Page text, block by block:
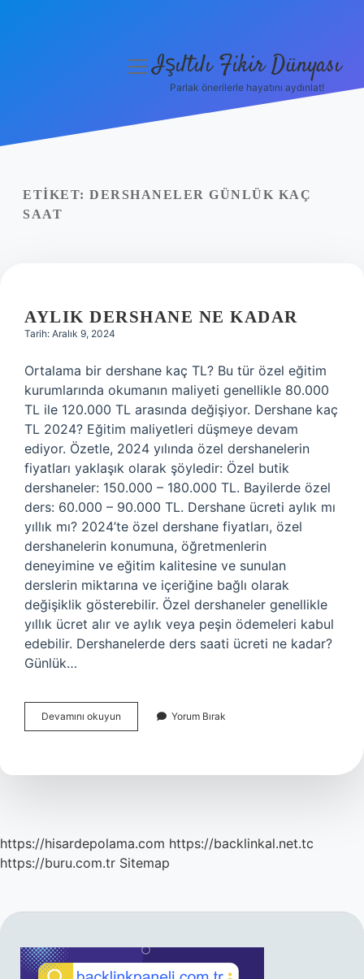
Yasal Uyarı
menüyüIşıltılı Fikir Dünyası
Parlak önerilerle hayatını aydınlat!
ETIKET: DERSHANELER GÜNLÜK KAÇ
SAAT
AYLIK DERSHANE NE KADAR
Tarih: Aralık 9, 2024
Ortalama bir dershane kaç TL? Bu tür özel eğitim
kurumlarında okumanın maliyeti genellikle 80.000
TL ile 120.000 TL arasında değişiyor. Dershane kaç
TL 2024? Eğitim maliyetleri düşmeye devam
ediyor. Özetle, 2024 yılında özel dershanelerin
fiyatları yaklaşık olarak şöyledir: Özel butik
dershaneler: 150.000 – 180.000 TL. Bayilerde özel
ders: 60.000 – 90.000 TL. Dershane ücreti aylık mı
yıllık mı? 2024’te özel dershane fiyatları, özel
dershanelerin konumuna, öğretmenlerin
deneyimine ve eğitim kalitesine ve sunulan
derslerin miktarına ve içeriğine bağlı olarak
değişiklik gösterebilir. Özel dershaneler genellikle
yıllık ücret alır ve aylık veya peşin ödemeleri kabul
edebilir. Dershanelerde ders saati ücreti ne kadar?
Günlük…
Devamını okuyun
Dershane
Yorum Bırak
https://hisardepolama.com https://backlinkal.net.tc
https://buru.com.tr Sitemap
SIDEBAR